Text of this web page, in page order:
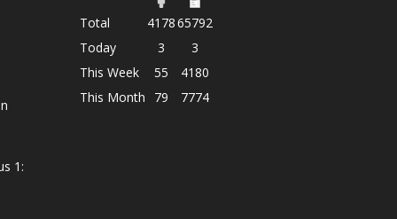
1:
Total 417865792
Today
3
3
This Week
55
4180
This Month
79 7774